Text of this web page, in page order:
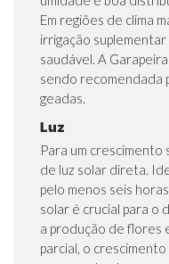
Em regiões de clima
irrigação
saudável. A
sendo recomendada
geadas.
Luz
Para um crescimento
de luz solar direta.
pelo menos seis
solar é crucial para o
a produção de flores
parcial, o